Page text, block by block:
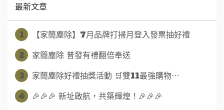
最新文章
1
【家簡塵除】7月品牌打掃月登入發票抽好禮
2
家簡塵除 普發有禮翻倍奉送
3
家簡塵除好禮抽獎活動 🛒雙11最強購物⋯
4
🎉🎉🎉 新址啟航，共築輝煌！🎉🎉🎉